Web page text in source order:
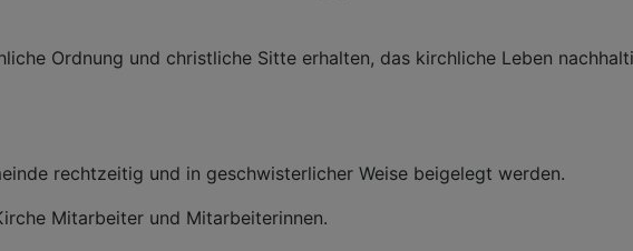
Ordnung und christliche Sitte erhalten, das kirchliche Leben
rechtzeitig und in geschwisterlicher Weise beigelegt werden.
Mitarbeiter und Mitarbeiterinnen.